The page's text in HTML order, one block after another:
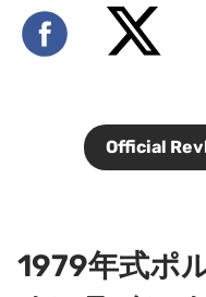
Official
1979年式ポ